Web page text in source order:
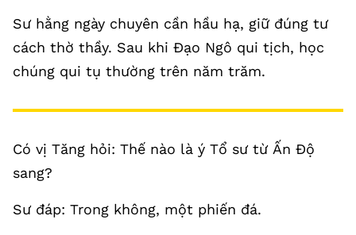
Sư hằng ngày chuyên cần hầu hạ, giữ đúng tư
cách thờ thầy. Sau khi Đạo Ngô qui tịch, học
chúng qui tụ thường trên năm trăm.
Có vị Tăng hỏi: Thế nào là ý Tổ sư từ Ấn Độ
sang?
Sư đáp: Trong không, một phiến đá.